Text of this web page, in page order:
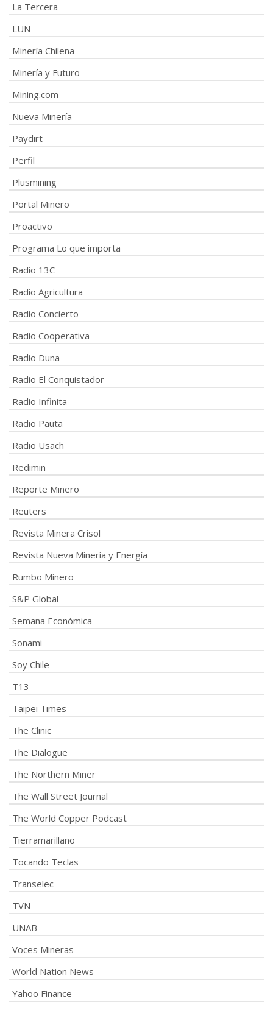
La Tercera
LUN
Minería Chilena
Minería y Futuro
Mining.com
Nueva Minería
Paydirt
Perfil
Plusmining
Portal Minero
Proactivo
Programa Lo que importa
Radio 13C
Radio Agricultura
Radio Concierto
Radio Cooperativa
Radio Duna
Radio El Conquistador
Radio Infinita
Radio Pauta
Radio Usach
Redimin
Reporte Minero
Reuters
Revista Minera Crisol
Revista Nueva Minería y Energía
Rumbo Minero
S&P Global
Semana Económica
Sonami
Soy Chile
T13
Taipei Times
The Clinic
The Dialogue
The Northern Miner
The Wall Street Journal
The World Copper Podcast
Tierramarillano
Tocando Teclas
Transelec
TVN
UNAB
Voces Mineras
World Nation News
Yahoo Finance